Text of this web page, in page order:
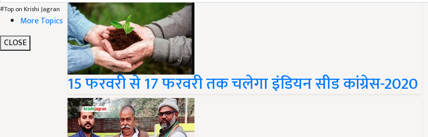
#Top on Krishi Jagran
More Topics
CLOSE
15 फरवरी से 17 फरवरी तक चलेगा इंडियन सीड कांग्रेस-2020